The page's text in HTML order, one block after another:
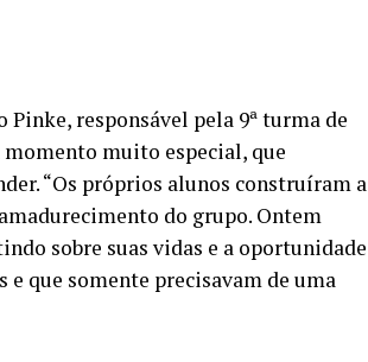
responsável pela 9ª turma de
muito especial, que
“Os próprios alunos construíram a
do grupo. Ontem
sobre suas vidas e a oportunidade
e que somente precisavam de uma